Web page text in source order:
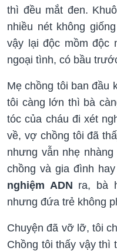
thì đều mắt đen.
nhiều nét không
vậy lại độc mồm độc
ngoại tình, có bầu
Mẹ chồng tôi ban đầu
tôi càng lớn thì bà
tóc của cháu đi xét
về, vợ chồng tôi đã
nhưng vẫn nhẹ
chồng và gia đình
nghiệm ADN ra, bà
nhưng đứa trẻ không
Chuyện đã vỡ lỡ, tôi
Chồng tôi thấy vậy thì